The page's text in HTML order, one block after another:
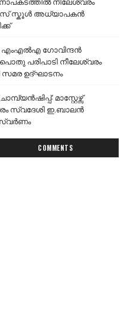
സ്കൂൾ അധ്യാപകൻ
എംഎൽഎ ഗോവിന്ദൻ
പരിപാടി നീലേശ്വരം
ഉദ്ഘാടനം
മാസ്റ്റേഴ്സ്
സ്വദേശി ഇ.ബാലൻ
സ്വർണം
COMMENTS